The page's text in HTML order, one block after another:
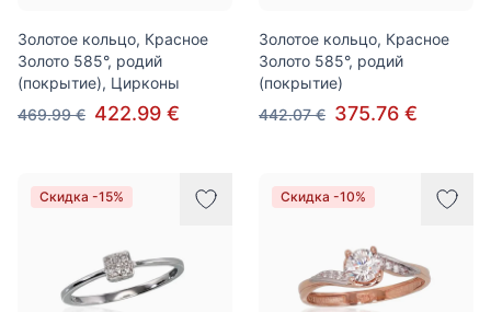
Золотое кольцо, Красное
Золото 585°, родий
(покрытие), Цирконы
469.99 € 422.99 €
Золотое кольцо, Красное
Золото 585°, родий
(покрытие)
442.07 € 375.76 €
Скидка -15% Скидка -10%